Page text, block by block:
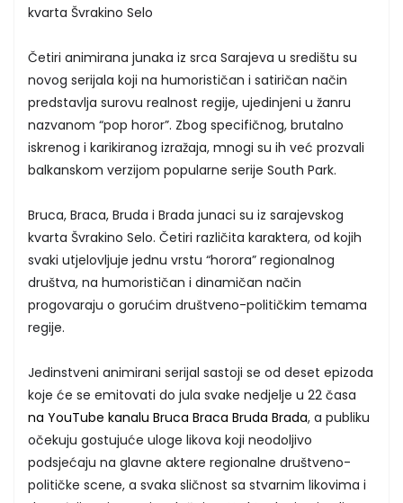
kvarta Švrakino Selo
Četiri animirana junaka iz srca Sarajeva u središtu su
novog serijala koji na humorističan i satiričan način
predstavlja surovu realnost regije, ujedinjeni u žanru
nazvanom “pop horor”. Zbog specifičnog, brutalno
iskrenog i karikiranog izražaja, mnogi su ih već prozvali
balkanskom verzijom popularne serije South Park.
Bruca, Braca, Bruda i Brada junaci su iz sarajevskog
kvarta Švrakino Selo. Četiri različita karaktera, od kojih
svaki utjelovljuje jednu vrstu “horora” regionalnog
društva, na humorističan i dinamičan način
progovaraju o gorućim društveno-političkim temama
regije.
Jedinstveni animirani serijal sastoji se od deset epizoda
koje će se emitovati do jula svake nedjelje u 22 časa
na YouTube kanalu Bruca Braca Bruda Brada, a publiku
očekuju gostujuće uloge likova koji neodoljivo
podsjećaju na glavne aktere regionalne društveno-
političke scene, a svaka sličnost sa stvarnim likovima i